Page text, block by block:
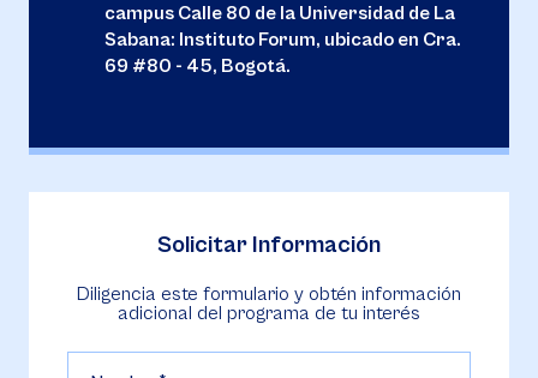
campus Calle 80 de la Universidad de La
Sabana: Instituto Forum, ubicado en Cra.
69 #80 - 45, Bogotá.
Solicitar Información
Diligencia este formulario y obtén información
adicional del programa de tu interés